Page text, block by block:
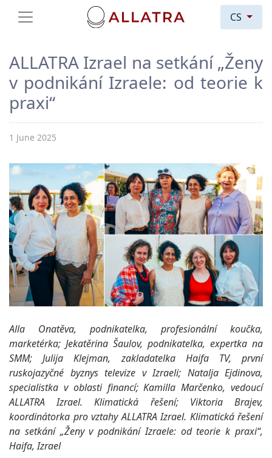
CS
ALLATRA Izrael na setkání „Ženy
v podnikání Izraele: od teorie k
praxi“
1 June 2025
Alla Onatěva, podnikatelka, profesionální koučka,
marketérka; Jekatěrina Šaulov, podnikatelka, expertka na
SMM; Julija Klejman, zakladatelka Haifa TV, první
ruskojazyčné byznys televize v Izraeli; Natalja Ejdinova,
specialistka v oblasti financí; Kamilla Marčenko, vedoucí
ALLATRA Izrael. Klimatická řešení; Viktoria Brajev,
koordinátorka pro vztahy ALLATRA Izrael. Klimatická řešení
na setkání „Ženy v podnikání Izraele: od teorie k praxi“,
Haifa, Izrael